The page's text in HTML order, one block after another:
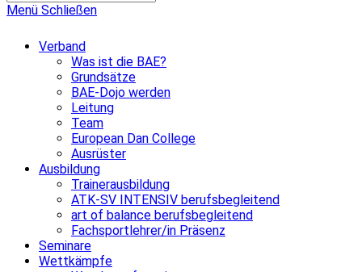
Menü Schließen
Verband
Was ist die BAE?
Grundsätze
BAE-Dojo werden
Leitung
Team
European Dan College
Ausrüster
Ausbildung
Trainerausbildung
ATK-SV INTENSIV berufsbegleitend
art of balance berufsbegleitend
Fachsportlehrer/in Präsenz
Seminare
Wettkämpfe